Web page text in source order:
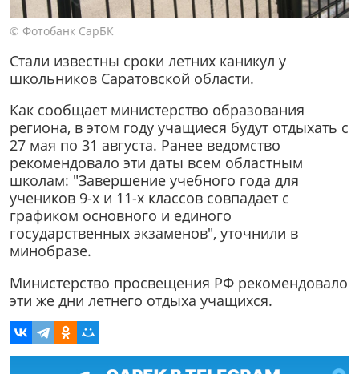
© Фотобанк СарБК
Стали известны сроки летних каникул у
школьников Саратовской области.
Как сообщает министерство образования
региона, в этом году учащиеся будут отдыхать с
27 мая по 31 августа. Ранее ведомство
рекомендовало эти даты всем областным
школам: "Завершение учебного года для
учеников 9-х и 11-х классов совпадает с
графиком основного и единого
государственных экзаменов", уточнили в
минобразе.
Министерство просвещения РФ рекомендовало
эти же дни летнего отдыха учащихся.